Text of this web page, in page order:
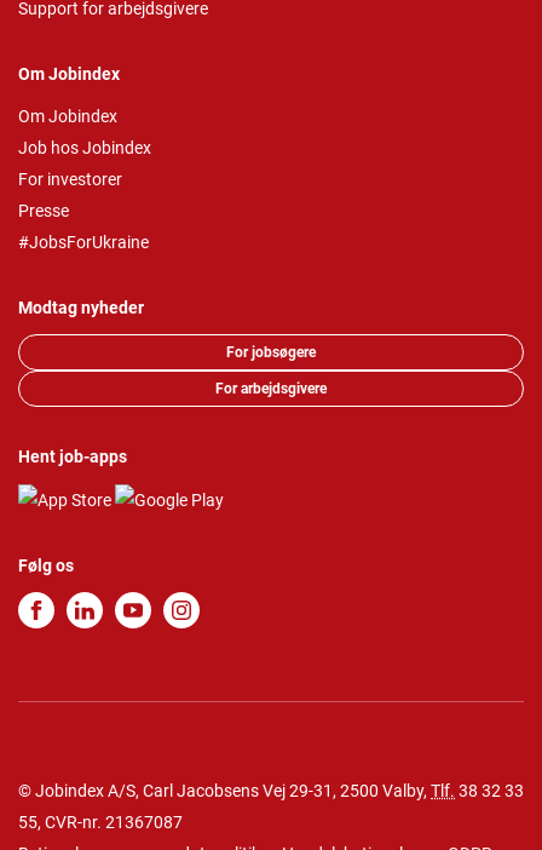
Support for arbejdsgivere
Om Jobindex
Om Jobindex
Job hos Jobindex
For investorer
Presse
#JobsForUkraine
Modtag nyheder
For jobsøgere
For arbejdsgivere
Hent job-apps
Følg os
© Jobindex A/S, Carl Jacobsens Vej 29-31, 2500 Valby, Tlf. 38 32 33
55, CVR-nr. 21367087